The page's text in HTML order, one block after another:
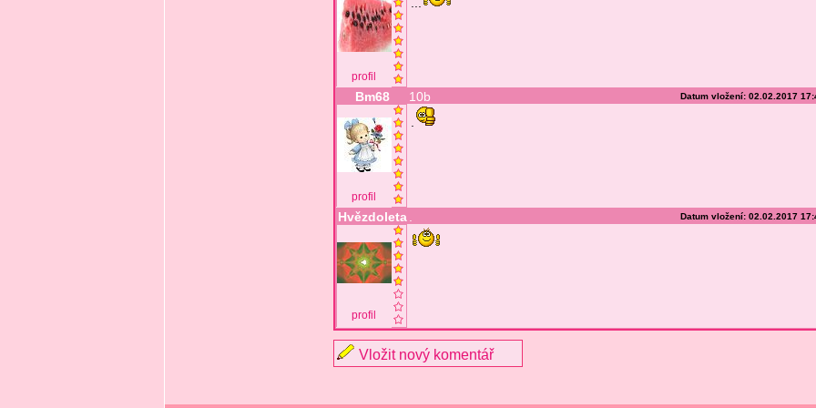
profil
Bm68 10b Datum vložení: 02.02.2017
profil
Hvězdoleta Datum vložení: 02.02.2017
profil
Vložit nový komentář